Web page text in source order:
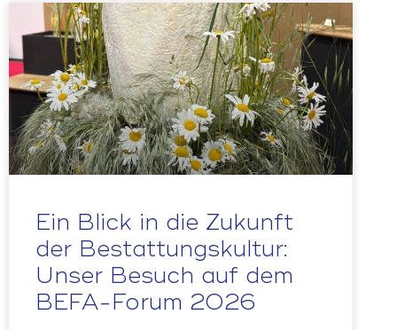
Ein Blick in die Zukunft
der Bestattungskultur:
Unser Besuch auf dem
BEFA-Forum 2026